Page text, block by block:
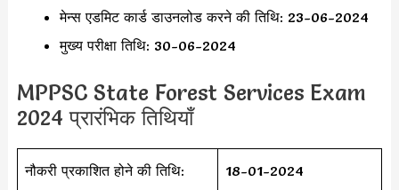
मेन्स एडमिट कार्ड डाउनलोड करने की तिथि: 23-06-2024
मुख्य परीक्षा तिथि: 30-06-2024
MPPSC State Forest Services Exam
2024 प्रारंभिक तिथियाँ
नौकरी प्रकाशित होने की तिथि: 18-01-2024